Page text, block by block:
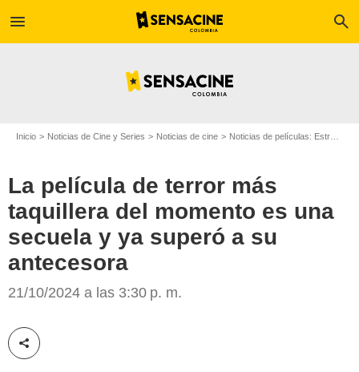
menu search
Inicio Noticias de Cine y Series Noticias de cine Noticias de películas: Estreno de película
La película de terror más
taquillera del momento es una
secuela y ya superó a su
antecesora
21/10/2024 a las 3:30 p. m.
Compartir esta noticia
Bloody Disgusting